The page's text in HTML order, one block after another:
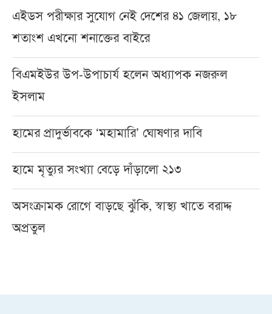
এইডস পরীক্ষার সুযোগ নেই দেশের ৪১ জেলায়, ১৮
শতাংশ এখনো শনাক্তের বাইরে
বিএমইউর উপ-উপাচার্য হলেন অধ্যাপক নজরুল
ইসলাম
হামের প্রাদুর্ভাবকে ‘মহামারি’ ঘোষণার দাবি
হামে মৃত্যুর সংখ্যা বেড়ে দাঁড়ালো ২১৩
অসংক্রামক রোগে বাড়ছে ঝুঁকি, স্বাস্থ্য খাতে বরাদ্দ
অপ্রতুল